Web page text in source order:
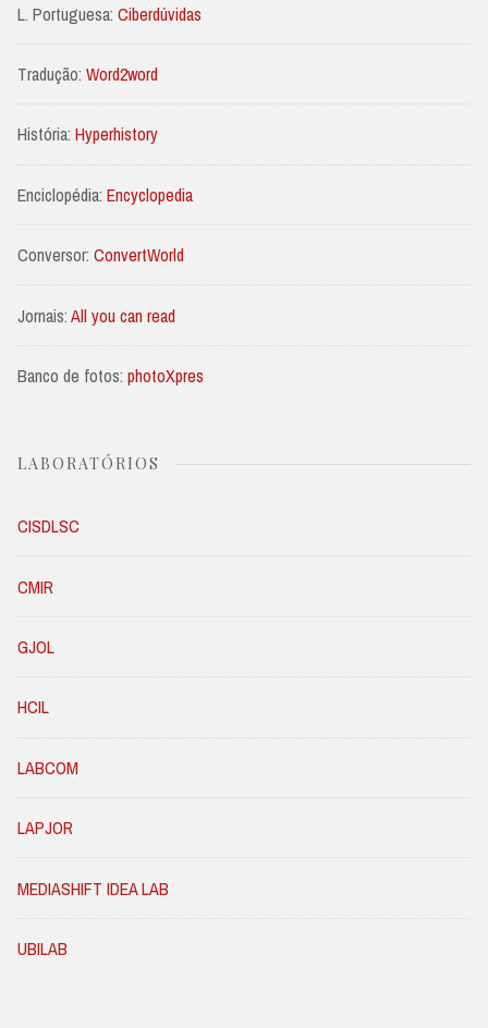
L. Portuguesa: Ciberdúvidas
Tradução: Word2word
História: Hyperhistory
Enciclopédia: Encyclopedia
Conversor: ConvertWorld
Jornais:All you can read
Banco de fotos: photoXpres
LABORATÓRIOS
CISDLSC
CMIR
GJOL
HCIL
LABCOM
LAPJOR
MEDIASHIFT IDEA LAB
UBILAB